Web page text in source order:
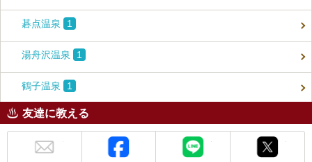
碁点温泉 1
湯舟沢温泉 1
鶴子温泉 1
友達に教える